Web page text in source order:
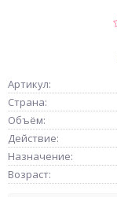
Артикул:
Страна:
Объём:
Действие:
Назначение:
Возраст: